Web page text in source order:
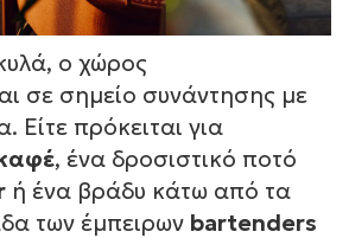
ο χώρος
σε σημείο συνάντησης με
Είτε πρόκειται για
, ένα δροσιστικό ποτό
ή ένα βράδυ κάτω από τα
των έμπειρων bartenders